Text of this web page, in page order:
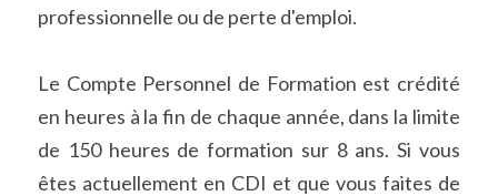
professionnelle ou de perte d'emploi.
Le Compte Personnel de Formation est crédité
en heures à la fin de chaque année, dans la limite
de 150 heures de formation sur 8 ans. Si vous
êtes actuellement en CDI et que vous faites de